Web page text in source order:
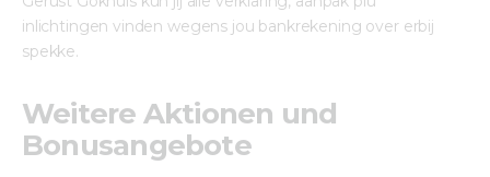
inlichtingen vinden wegens jou bankrekening over erbij
spekke.
Weitere Aktionen und
Bonusangebote